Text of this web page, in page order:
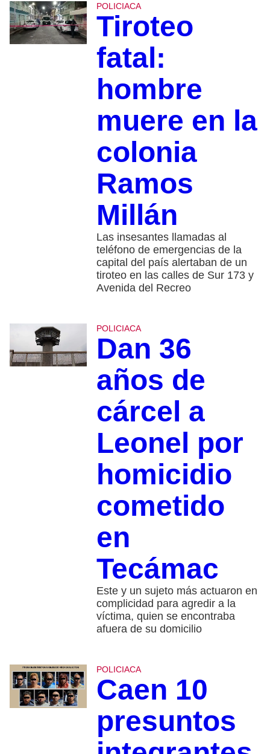
POLICIACA
Tiroteo
fatal:
hombre
muere en la
colonia
Ramos
Millán
Las insesantes llamadas al
teléfono de emergencias de la
capital del país alertaban de un
tiroteo en las calles de Sur 173 y
Avenida del Recreo
POLICIACA
Dan 36
años de
cárcel a
Leonel por
homicidio
cometido
en
Tecámac
Este y un sujeto más actuaron en
complicidad para agredir a la
víctima, quien se encontraba
afuera de su domicilio
POLICIACA
Caen 10
presuntos